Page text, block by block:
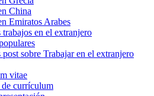
China
Emiratos Arabes
trabajos en el extranjero
post sobre Trabajar en el extranjero
vitae
currículum